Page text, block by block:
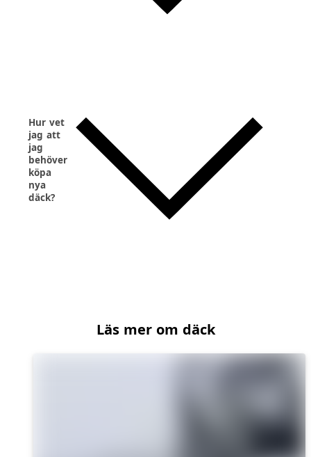
Hur vet
jag att
jag
behöver
köpa
nya
däck?
Läs mer om däck